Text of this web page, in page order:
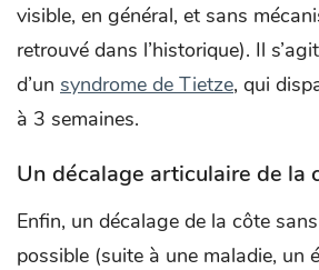
visible, en général, et sans
retrouvé dans l’historique). Il
d’un syndrome de Tietze, qui
à 3 semaines.
Un décalage articulaire de la
Enfin, un décalage de la côte
possible (suite à une maladie, un